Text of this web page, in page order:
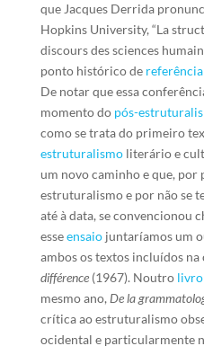
que Jacques Derrida
Hopkins University, “La
discours des sciences
ponto histórico de referência
De notar que essa
momento do pós-
como se trata do primeiro
estruturalismoliterário e
um novo caminho e que,
estruturalismo e por não se
até à data, se convencionou
esseensaiojuntaríamos um
ambos os textos incluídos na
différence(1967). Noutro livro
mesmo ano, De la
crítica ao estruturalismo
ocidental e particularmente